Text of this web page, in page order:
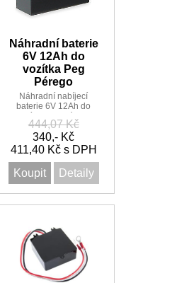
Náhradní baterie
6V 12Ah do
vozítka Peg
Pérego
Náhradní nabíjecí
baterie 6V 12Ah do
vozítka Peg Pérego
444,07 Kč
340,- Kč
411,40 Kč s DPH
Koupit
Detaily